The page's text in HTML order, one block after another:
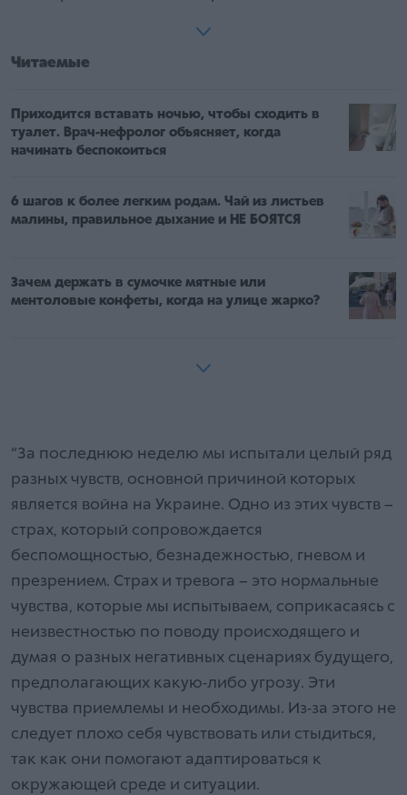
Читаемые
Приходится вставать ночью, чтобы сходить в
туалет. Врач-нефролог объясняет, когда
начинать беспокоиться
6 шагов к более легким родам. Чай из листьев
малины, правильное дыхание и НЕ БОЯТСЯ
Зачем держать в сумочке мятные или
ментоловые конфеты, когда на улице жарко?
“За последнюю неделю мы испытали целый ряд
разных чувств, основной причиной которых
является война на Украине. Одно из этих чувств –
страх, который сопровождается
беспомощностью, безнадежностью, гневом и
презрением. Страх и тревога – это нормальные
чувства, которые мы испытываем, соприкасаясь с
неизвестностью по поводу происходящего и
думая о разных негативных сценариях будущего,
предполагающих какую-либо угрозу. Эти
чувства приемлемы и необходимы. Из-за этого не
следует плохо себя чувствовать или стыдиться,
так как они помогают адаптироваться к
окружающей среде и ситуации.